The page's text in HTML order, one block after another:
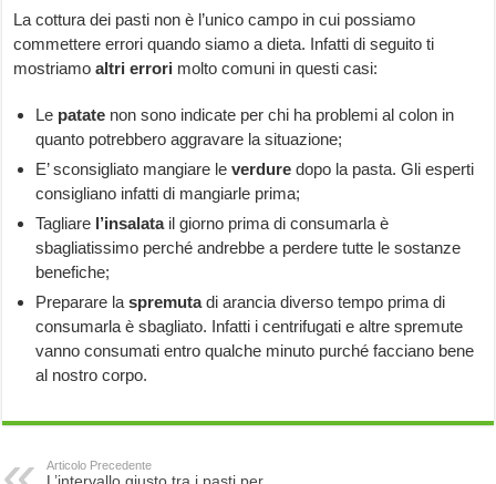
La cottura dei pasti non è l’unico campo in cui possiamo
commettere errori quando siamo a dieta. Infatti di seguito ti
mostriamoaltri errori molto comuni in questi casi:
Le patate non sono indicate per chi ha problemi al colon in
quanto potrebbero aggravare la situazione;
E’ sconsigliato mangiare leverdure dopo la pasta. Gli esperti
consigliano infatti di mangiarle prima;
Tagliare l’insalatail giorno prima di consumarla è
sbagliatissimo perché andrebbe a perdere tutte le sostanze
benefiche;
Preparare laspremutadi arancia diverso tempo prima di
consumarla è sbagliato. Infatti i centrifugati e altre spremute
vanno consumati entro qualche minuto purché facciano bene
al nostro corpo.
Articolo Precedente